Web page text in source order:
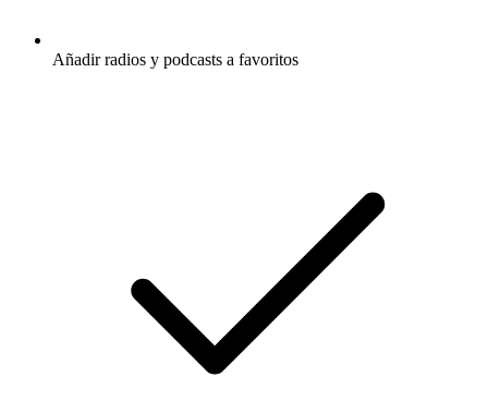
Añadir radios y podcasts a favoritos